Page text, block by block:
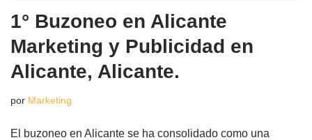
1° Buzoneo en Alicante
Marketing y Publicidad en
Alicante, Alicante.
por Marketing
El buzoneo en Alicante se ha consolidado como una